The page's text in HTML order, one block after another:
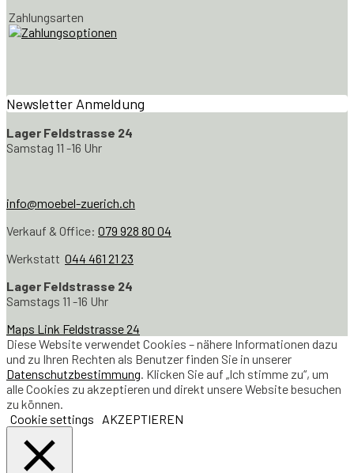
Zahlungsarten
Newsletter Anmeldung
Lager Feldstrasse 24
Samstag 11 -16 Uhr
info@moebel-zuerich.ch
Verkauf & Office: 079 928 80 04
Werkstatt 044 461 21 23
Lager Feldstrasse 24
Samstags 11 -16 Uhr
Maps Link Feldstrasse 24
Diese Website verwendet Cookies – nähere Informationen dazu
und zu Ihren Rechten als Benutzer finden Sie in unserer
Datenschutzbestimmung. Klicken Sie auf „Ich stimme zu“, um
alle Cookies zu akzeptieren und direkt unsere Website besuchen
zu können.
Cookie settings
AKZEPTIEREN